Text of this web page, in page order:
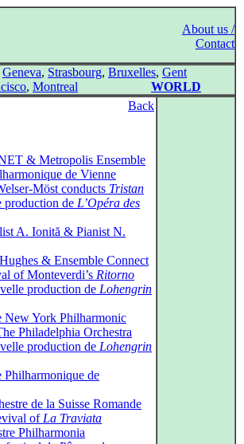
About us /
Contact
Geneva, Strasbourg, Bruxelles, Gent
, Montreal WORLD
Back
& Metropolis Ensemble
de Vienne
Möst conducts Tristan
production de L’Opéra des
A. Ionită & Pianist N.
& Ensemble Connect
of Monteverdi’s Ritorno
production de Lohengrin
New York Philharmonic
Philadelphia Orchestra
production de Lohengrin
Philharmonique de
de la Suisse Romande
of La Traviata
Philharmonia